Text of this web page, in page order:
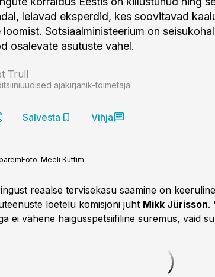
leiavad eksperdid, kes soovitavad
loomist. Sotsiaalministeerium on
osalevate asutuste vahel.
Trull
ajakirjanik-toimetaja
Salvesta Vihja
Foto: Meeli Küttim
reaalse tervisekasu saamine on
loetelu komisjoni juht Mikk Jürisson.
ei vähene haigusspetsiifiline suremus, vaid